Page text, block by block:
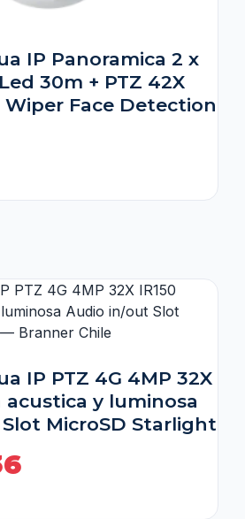
IP Panoramica 2 x
30m + PTZ 42X
Wiper Face Detection
IP PTZ 4G 4MP 32X
acustica y luminosa
MicroSD Starlight